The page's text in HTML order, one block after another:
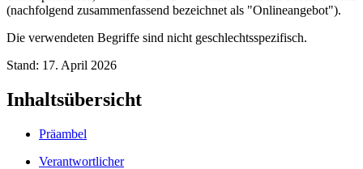
(nachfolgend zusammenfassend bezeichnet als "Onlineangebot").
Die verwendeten Begriffe sind nicht geschlechtsspezifisch.
Stand: 17. April 2026
Inhaltsübersicht
Präambel
Verantwortlicher